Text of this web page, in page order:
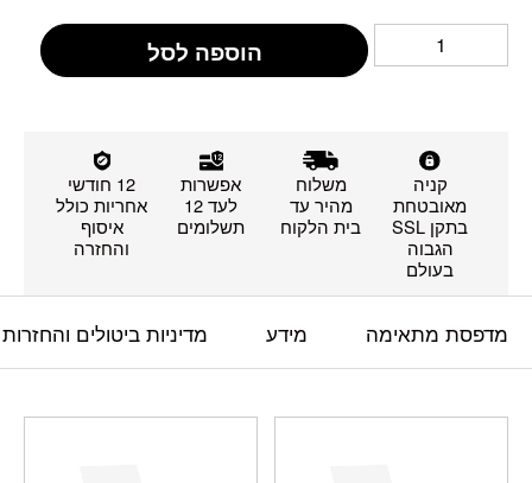
הוספה לסל
קניה
מאובטחת
בתקן SSL
הגבוה
בעולם
משלוח
מהיר עד
בית הלקוח
אפשרות
לעד 12
תשלומים
12 חודשי
אחריות כולל
איסוף
והחזרה
מדפסת מתאימה מידע מדיניות ביטולים והחזרות